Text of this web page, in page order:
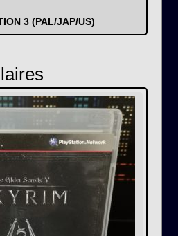
3 (PAL/JAP/US)